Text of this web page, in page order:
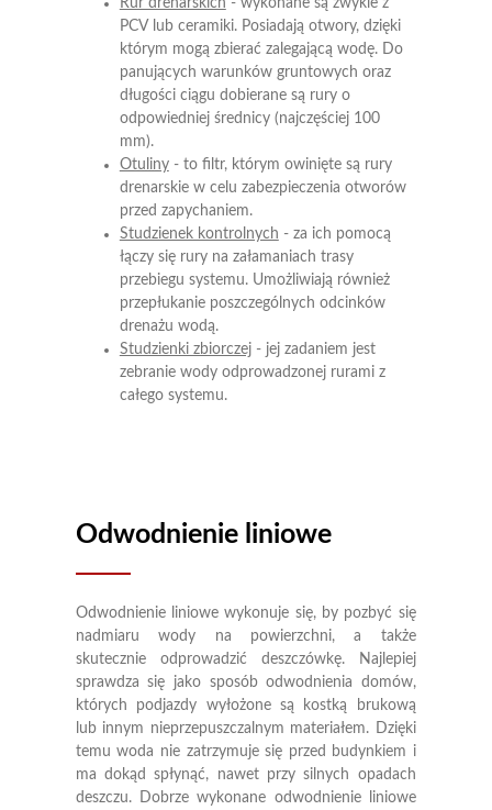
PCV lub ceramiki. Posiadają otwory, dzięki
którym mogą zbierać zalegającą wodę. Do
panujących warunków gruntowych oraz
długości ciągu dobierane są rury o
odpowiedniej średnicy (najczęściej 100
mm).
Otuliny- to filtr, którym owinięte są rury
drenarskie w celu zabezpieczenia otworów
przed zapychaniem.
Studzienek kontrolnych - za ich pomocą
łączy się rury na załamaniach trasy
przebiegu systemu. Umożliwiają również
przepłukanie poszczególnych odcinków
drenażu wodą.
Studzienki zbiorczej- jej zadaniem jest
zebranie wody odprowadzonej rurami z
całego systemu.
Odwodnienie liniowe
Odwodnienie liniowe wykonuje się, by pozbyć się
nadmiaru wody na powierzchni, a także
skutecznie odprowadzić deszczówkę. Najlepiej
sprawdza się jako sposób odwodnienia domów,
których podjazdy wyłożone są kostką brukową
lub innym nieprzepuszczalnym materiałem. Dzięki
temu woda nie zatrzymuje się przed budynkiem i
ma dokąd spłynąć, nawet przy silnych opadach
deszczu. Dobrze wykonane odwodnienie liniowe